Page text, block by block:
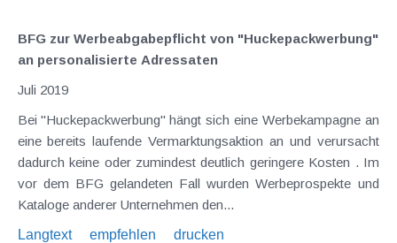
BFG zur Werbeabgabepflicht von "Huckepackwerbung"
an personalisierte Adressaten
Juli 2019
Bei "Huckepackwerbung" hängt sich eine Werbekampagne an
eine bereits laufende Vermarktungsaktion an und verursacht
dadurch keine oder zumindest deutlich geringere Kosten . Im
vor dem BFG gelandeten Fall wurden Werbeprospekte und
Kataloge anderer Unternehmen den...
Langtext
empfehlen drucken